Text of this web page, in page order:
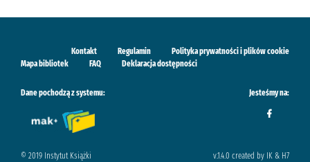
Kontakt Regulamin
Polityka prywatności i plików cookie
Mapa bibliotek
FAQ Deklaracja dostępności
Dane pochodzą z systemu: Jesteśmy na:
© 2019 Instytut Książki v.1.4.0 created by IK & H7